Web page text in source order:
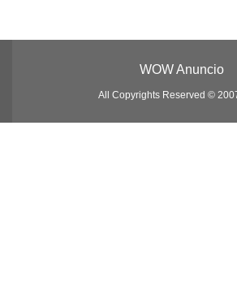
WOW Anuncio
All Copyrights Reserved ©